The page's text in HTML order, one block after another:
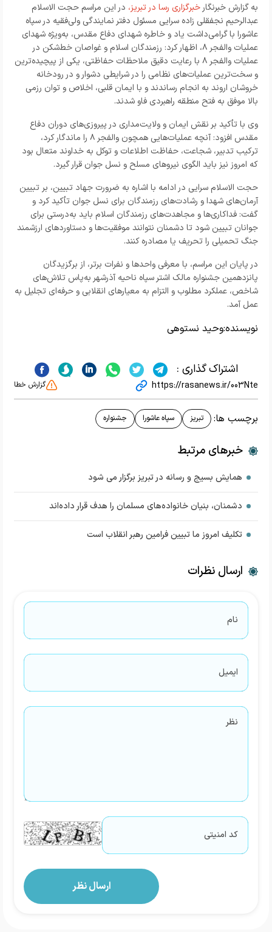
به گزارش خبرنگار خبرگزاری رسا در تبریز، در این مراسم حجت الاسلام
عبدالرحیم نجفقلی زاده سرایی مسئول دفتر نمایندگی ولی‌فقیه در سپاه
عاشورا با گرامی‌داشت یاد و خاطره شهدای دفاع مقدس، به‌ویژه شهدای
عملیات والفجر ۸، اظهار کرد: رزمندگان اسلام و غواصان خط‌شکن در
عملیات والفجر ۸ با رعایت دقیق ملاحظات حفاظتی، یکی از پیچیده‌ترین
و سخت‌ترین عملیات‌های نظامی را در شرایطی دشوار و در رودخانه
خروشان اروند به انجام رساندند و با ایمان قلبی، اخلاص و توان رزمی
بالا موفق به فتح منطقه راهبردی فاو شدند.
وی با تأکید بر نقش ایمان و ولایت‌مداری در پیروزی‌های دوران دفاع
مقدس افزود: آنچه عملیات‌هایی همچون والفجر ۸ را ماندگار کرد،
ترکیب تدبیر، شجاعت، حفاظت اطلاعات و توکل به خداوند متعال بود
که امروز نیز باید الگوی نیروهای مسلح و نسل جوان قرار گیرد.
حجت‌ الاسلام سرایی در ادامه با اشاره به ضرورت جهاد تبیین، بر تبیین
آرمان‌های شهدا و رشادت‌های رزمندگان برای نسل جوان تأکید کرد و
گفت: فداکاری‌ها و مجاهدت‌های رزمندگان اسلام باید به‌درستی برای
جوانان تبیین شود تا دشمنان نتوانند موفقیت‌ها و دستاوردهای ارزشمند
جنگ تحمیلی را تحریف یا مصادره کنند.
در پایان این مراسم، با معرفی واحدها و نفرات برتر، از برگزیدگان
پانزدهمین جشنواره مالک اشتر سپاه ناحیه آذرشهر به‌پاس تلاش‌های
شاخص، عملکرد مطلوب و التزام به معیارهای انقلابی و حرفه‌ای تجلیل به
عمل آمد.
نویسنده:وحید نستوهی
اشتراک گذاری :
https://rasanews.ir/003Nte گزارش خطا
برچسب ها: تبریز سپاه عاشورا جشنواره
خبرهای مرتبط
همایش بسیج و رسانه در تبریز برگزار می شود
دشمنان، بنیان خانواده‌های مسلمان را هدف قرار داده‌اند
تکلیف امروز ما تبیین فرامین رهبر انقلاب است
ارسال نظرات